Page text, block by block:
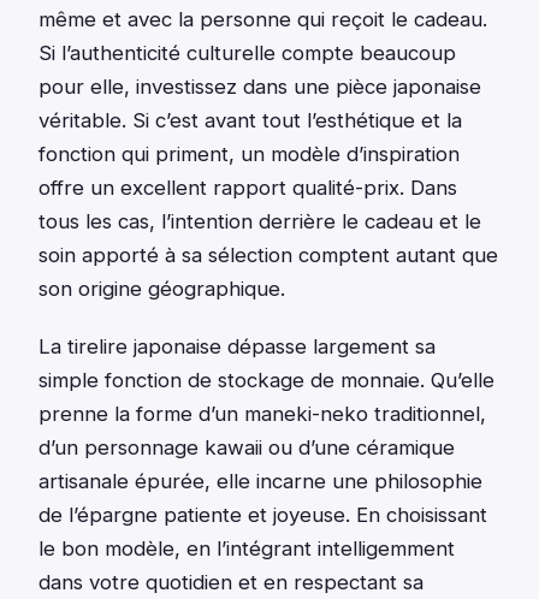
même et avec la personne qui reçoit le cadeau.
Si l’authenticité culturelle compte beaucoup
pour elle, investissez dans une pièce japonaise
véritable. Si c’est avant tout l’esthétique et la
fonction qui priment, un modèle d’inspiration
offre un excellent rapport qualité-prix. Dans
tous les cas, l’intention derrière le cadeau et le
soin apporté à sa sélection comptent autant que
son origine géographique.
La tirelire japonaise dépasse largement sa
simple fonction de stockage de monnaie. Qu’elle
prenne la forme d’un maneki-neko traditionnel,
d’un personnage kawaii ou d’une céramique
artisanale épurée, elle incarne une philosophie
de l’épargne patiente et joyeuse. En choisissant
le bon modèle, en l’intégrant intelligemment
dans votre quotidien et en respectant sa